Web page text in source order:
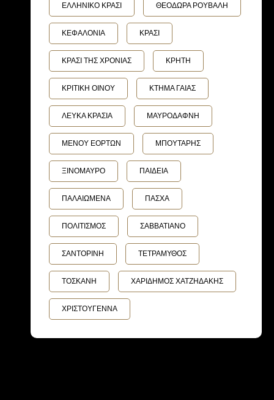
ΕΛΛΗΝΙΚΟ ΚΡΑΣΙ ΘΕΟΔΩΡΑ ΡΟΥΒΑΛΗ
ΚΕΦΑΛΟΝΙΑ ΚΡΑΣΙ
ΚΡΑΣΙ ΤΗΣ ΧΡΟΝΙΑΣ ΚΡΗΤΗ
ΚΡΙΤΙΚΗ ΟΙΝΟΥ ΚΤΗΜΑ ΓΑΙΑΣ
ΛΕΥΚΑ ΚΡΑΣΙΑ ΜΑΥΡΟΔΑΦΝΗ
ΜΕΝΟΥ ΕΟΡΤΩΝ ΜΠΟΥΤΑΡΗΣ
ΞΙΝΟΜΑΥΡΟ ΠΑΙΔΕΙΑ
ΠΑΛΑΙΩΜΕΝΑ ΠΑΣΧΑ
ΠΟΛΙΤΙΣΜΟΣ ΣΑΒΒΑΤΙΑΝΟ
ΣΑΝΤΟΡΙΝΗ ΤΕΤΡΑΜΥΘΟΣ
ΤΟΣΚΑΝΗ ΧΑΡΙΔΗΜΟΣ ΧΑΤΖΗΔΑΚΗΣ
ΧΡΙΣΤΟΥΓΕΝΝΑ